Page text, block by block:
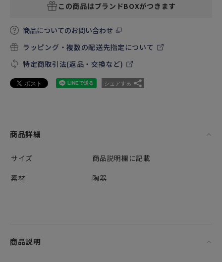
この商品はブランドBOXがつきます
商品についてのお問い合わせ
ラッピング・複数の配送先指定について
特定商取引法(返品・交換など)
シェアする
商品詳細
サイズ
商品説明欄に記載
素材
陶器
商品説明